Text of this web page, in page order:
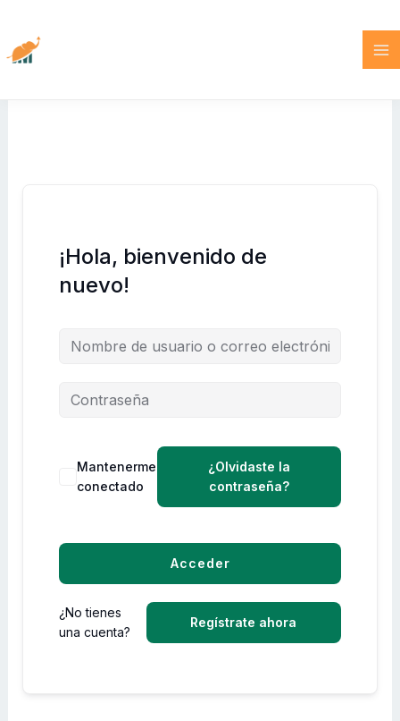
contenido
¡Hola, bienvenido de
nuevo!
Mantenerme
conectado
¿Olvidaste la
contraseña?
Acceder
¿No tienes
una cuenta?
Regístrate ahora